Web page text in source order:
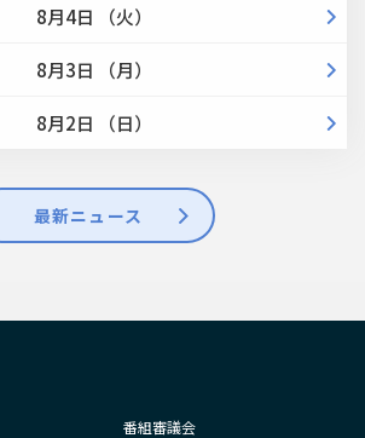
8月4日 （火）
8月3日 （月）
8月2日 （日）
最新ニュース
番組審議会